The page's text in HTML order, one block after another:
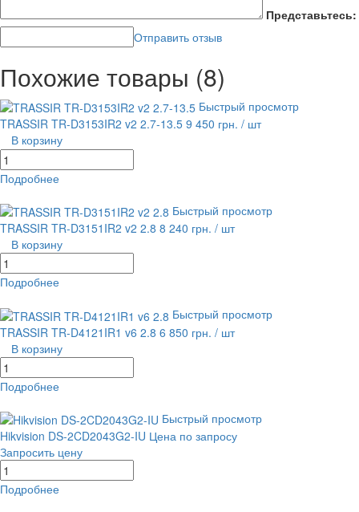
Представьтесь:
Отправить отзыв
Похожие товары (8)
Быстрый просмотр
TRASSIR TR-D3153IR2 v2 2.7-13.5 9 450 грн. / шт
В корзину
Подробнее
Быстрый просмотр
TRASSIR TR-D3151IR2 v2 2.8 8 240 грн. / шт
В корзину
Подробнее
Быстрый просмотр
TRASSIR TR-D4121IR1 v6 2.8 6 850 грн. / шт
В корзину
Подробнее
Быстрый просмотр
Hikvision DS-2CD2043G2-IU Цена по запросу
Запросить цену
Подробнее